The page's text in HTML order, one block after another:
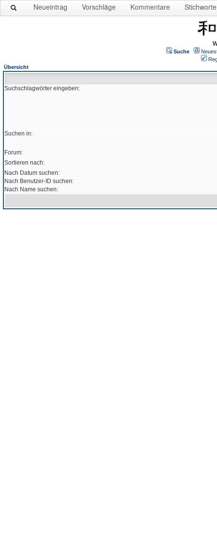
Neueintrag Vorschläge Kommentare Stichworte
Suche
Übersicht
Suchschlagwörter eingeben:
Suchen in:
Forum:
Sortieren nach:
Nach Datum suchen:
Nach Benutzer-ID suchen:
Nach Name suchen: